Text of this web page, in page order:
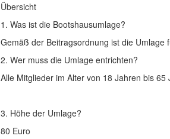
Übersicht
1. Was ist die Bootshausumlage?
Gemäß der Beitragsordnung ist die Umlage
2. Wer muss die Umlage entrichten?
Alle Mitglieder im Alter von 18 Jahren bis 65
3. Höhe der Umlage?
80 Euro